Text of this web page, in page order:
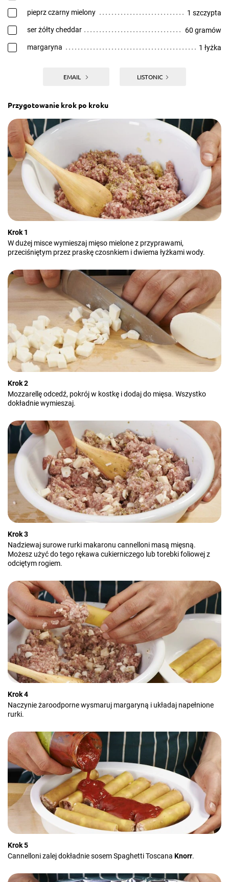
pieprz czarny mielony 1 szczypta
ser żółty cheddar 60 gramów
margaryna 1 łyżka
EMAIL LISTONIC
Przygotowanie krok po kroku
Krok 1
W dużej misce wymieszaj mięso mielone z przyprawami,
przeciśniętym przez praskę czosnkiem i dwiema łyżkami wody.
Krok 2
Mozzarellę odcedź, pokrój w kostkę i dodaj do mięsa. Wszystko
dokładnie wymieszaj.
Krok 3
Nadziewaj surowe rurki makaronu cannelloni masą mięsną.
Możesz użyć do tego rękawa cukierniczego lub torebki foliowej z
odciętym rogiem.
Krok 4
Naczynie żaroodporne wysmaruj margaryną i układaj napełnione
rurki.
Krok 5
Cannelloni zalej dokładnie sosem Spaghetti Toscana Knorr.